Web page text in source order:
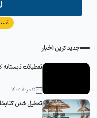
جدید ترین اخبار
تعطیلات تابستانه کتابخانه
12 مرداد 1405
تعطیل شدن